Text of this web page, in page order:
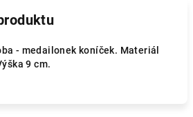
- medailonek koníček. Materiál
9 cm.